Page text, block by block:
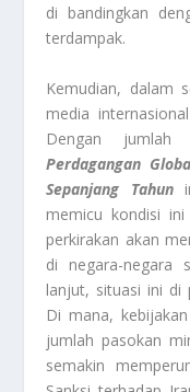
di bandingkan
terdampak.
Kemudian, dalam
media
Dengan jumlah
Perdagangan
Sepanjang Tahun
memicu kondisi
perkirakan akan
di negara-negara
lanjut, situasi ini di
Di mana,
jumlah pasokan
semakin